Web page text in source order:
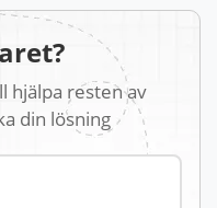
hjälpa resten av
din lösning